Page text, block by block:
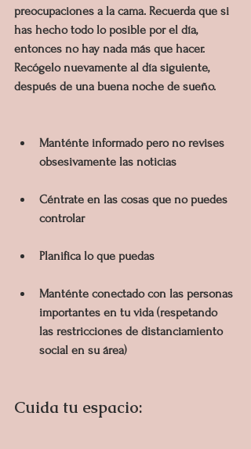
preocupaciones a la cama. Recuerda que si
has hecho todo lo posible por el día,
entonces no hay nada más que hacer.
Recógelo nuevamente al día siguiente,
después de una buena noche de sueño.
Manténte informado pero no revises
obsesivamente las noticias
Céntrate en las cosas que no puedes
controlar
Planifica lo que puedas
Manténte conectado con las personas
importantes en tu vida (respetando
las restricciones de distanciamiento
social en su área)
Cuida tu espacio: